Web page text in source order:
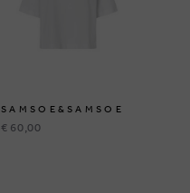
SAMSOE&SAMSOE
€ 60,00